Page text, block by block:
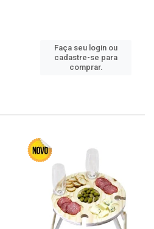
Faça seu login ou
cadastre-se para
comprar.